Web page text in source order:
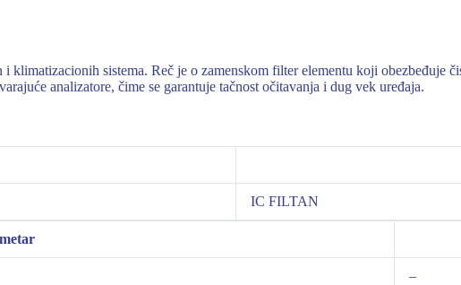
sistema. Reč je o zamenskom filter elementu koji obezbeđuje
analizatore, čime se garantuje tačnost očitavanja i dug vek uređaja.
IC FILTAN
–